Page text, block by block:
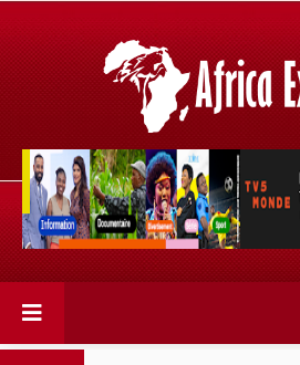
Retrouvez votre chaîne
CANAL+ 36 . Fandaharam-potoana
anareo!